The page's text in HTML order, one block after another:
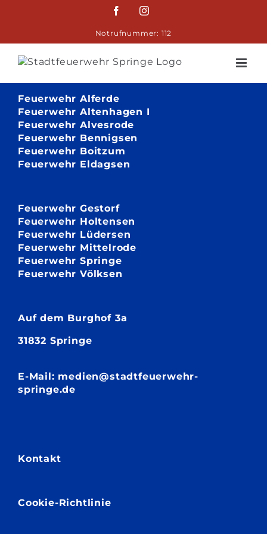
FacebookInstagram
Notrufnummer: 112
Feuerwehr Alferde
Feuerwehr Altenhagen I
Feuerwehr Alvesrode
Feuerwehr Bennigsen
Feuerwehr Boitzum
Feuerwehr Eldagsen
Feuerwehr Gestorf
Feuerwehr Holtensen
Feuerwehr Lüdersen
Feuerwehr Mittelrode
Feuerwehr Springe
Feuerwehr Völksen
Auf dem Burghof 3a
31832 Springe
E-Mail: medien@stadtfeuerwehr-
springe.de
Kontakt
Cookie-Richtlinie